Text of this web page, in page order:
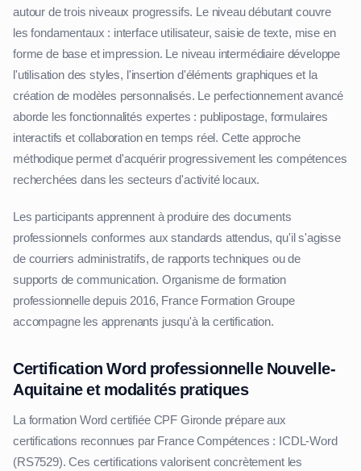
autour de trois niveaux progressifs. Le niveau débutant couvre
les fondamentaux : interface utilisateur, saisie de texte, mise en
forme de base et impression. Le niveau intermédiaire développe
l'utilisation des styles, l'insertion d'éléments graphiques et la
création de modèles personnalisés. Le perfectionnement avancé
aborde les fonctionnalités expertes : publipostage, formulaires
interactifs et collaboration en temps réel. Cette approche
méthodique permet d'acquérir progressivement les compétences
recherchées dans les secteurs d'activité locaux.
Les participants apprennent à produire des documents
professionnels conformes aux standards attendus, qu'il s'agisse
de courriers administratifs, de rapports techniques ou de
supports de communication. Organisme de formation
professionnelle depuis 2016, France Formation Groupe
accompagne les apprenants jusqu'à la certification.
Certification Word professionnelle Nouvelle-
Aquitaine et modalités pratiques
La formation Word certifiée CPF Gironde prépare aux
certifications reconnues par France Compétences : ICDL-Word
(RS7529). Ces certifications valorisent concrètement les